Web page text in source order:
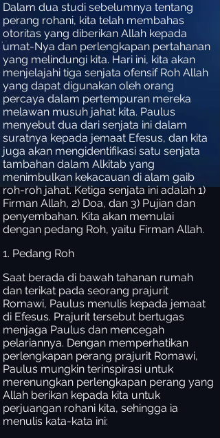
Dalam dua studi sebelumnya tentang
perang rohani, kita telah membahas
otoritas yang diberikan Allah kepada
umat-Nya dan perlengkapan pertahanan
yang melindungi kita. Hari ini, kita akan
menjelajahi tiga senjata ofensif Roh Allah
yang dapat digunakan oleh orang
percaya dalam pertempuran mereka
melawan musuh jahat kita. Paulus
menyebut dua dari senjata ini dalam
suratnya kepada jemaat Efesus, dan kita
juga akan mengidentifikasi satu senjata
tambahan dalam Alkitab yang
menimbulkan kekacauan di alam gaib
roh-roh jahat. Ketiga senjata ini adalah 1)
Firman Allah, 2) Doa, dan 3) Pujian dan
penyembahan. Kita akan memulai
dengan pedang Roh, yaitu Firman Allah.
1. Pedang Roh
Saat berada di bawah tahanan rumah
dan terikat pada seorang prajurit
Romawi, Paulus menulis kepada jemaat
di Efesus. Prajurit tersebut bertugas
menjaga Paulus dan mencegah
pelariannya. Dengan memperhatikan
perlengkapan perang prajurit Romawi,
Paulus mungkin terinspirasi untuk
merenungkan perlengkapan perang yang
Allah berikan kepada kita untuk
perjuangan rohani kita, sehingga ia
menulis kata-kata ini: